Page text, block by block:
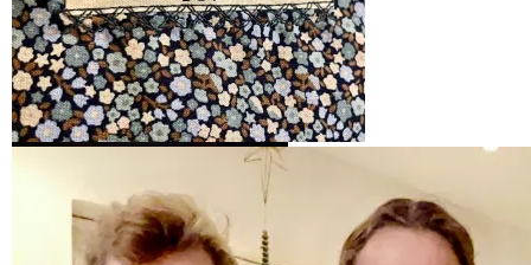
For å kunne få plass til sømmen
Sømmen ble kul, men synes ikke så godt på
Merkelappen ble sydd på FØR lommen ble
sydd på forkledet